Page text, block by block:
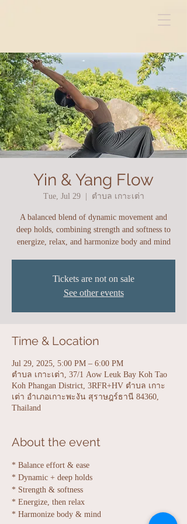
Yin & Yang Flow
Tue, Jul 29
  |
ตำบล เกาะเต่า
A balanced blend of dynamic movement and
deep holds, combining strength and softness to
energize, relax, and harmonize body and mind
Tickets are not on sale
See other events
Time & Location
Jul 29, 2025, 5:00 PM – 6:00 PM
ตำบล เกาะเต่า, 37/1 Aow Leuk Bay Koh Tao
Koh Phangan District, 3RFR+HV ตำบล เกาะ
เต่า อำเภอเกาะพะงัน สุราษฎร์ธานี 84360,
Thailand
About the event
* Balance effort & ease
* Dynamic + deep holds
* Strength & softness
* Energize, then relax
* Harmonize body & mind